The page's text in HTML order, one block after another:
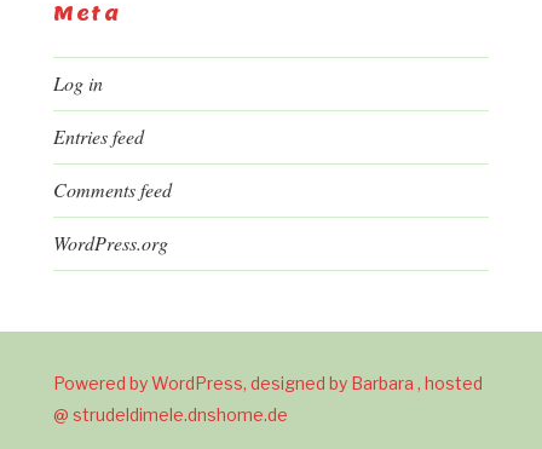
Meta
Log in
Entries feed
Comments feed
WordPress.org
Powered by WordPress, designed by Barbara , hosted
@ strudeldimele.dnshome.de